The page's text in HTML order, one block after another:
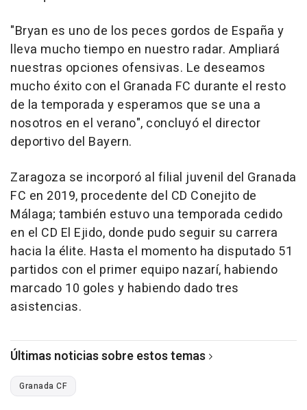
"Bryan es uno de los peces gordos de España y
lleva mucho tiempo en nuestro radar. Ampliará
nuestras opciones ofensivas. Le deseamos
mucho éxito con el Granada FC durante el resto
de la temporada y esperamos que se una a
nosotros en el verano", concluyó el director
deportivo del Bayern.
Zaragoza se incorporó al filial juvenil del Granada
FC en 2019, procedente del CD Conejito de
Málaga; también estuvo una temporada cedido
en el CD El Ejido, donde pudo seguir su carrera
hacia la élite. Hasta el momento ha disputado 51
partidos con el primer equipo nazarí, habiendo
marcado 10 goles y habiendo dado tres
asistencias.
Últimas noticias sobre estos temas
Granada CF